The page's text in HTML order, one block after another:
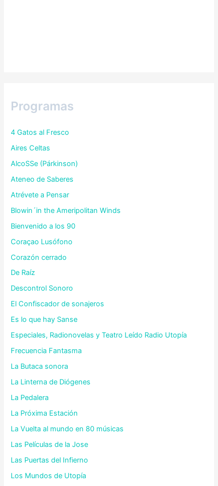
Programas
4 Gatos al Fresco
Aires Celtas
AlcoSSe (Párkinson)
Ateneo de Saberes
Atrévete a Pensar
Blowin´in the Ameripolitan Winds
Bienvenido a los 90
Coraçao Lusófono
Corazón cerrado
De Raíz
Descontrol Sonoro
El Confiscador de sonajeros
Es lo que hay Sanse
Especiales, Radionovelas y Teatro Leído Radio Utopía
Frecuencia Fantasma
La Butaca sonora
La Linterna de Diógenes
La Pedalera
La Próxima Estación
La Vuelta al mundo en 80 músicas
Las Películas de la Jose
Las Puertas del Infierno
Los Mundos de Utopía